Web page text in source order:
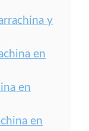
y
en
en
en